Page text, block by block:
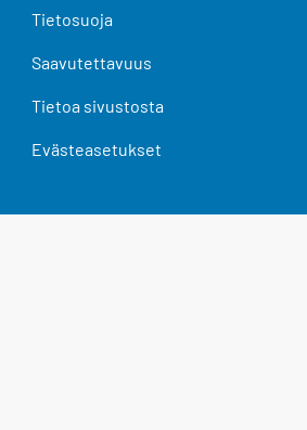
Tietosuoja
Saavutettavuus
Tietoa sivustosta
Evästeasetukset